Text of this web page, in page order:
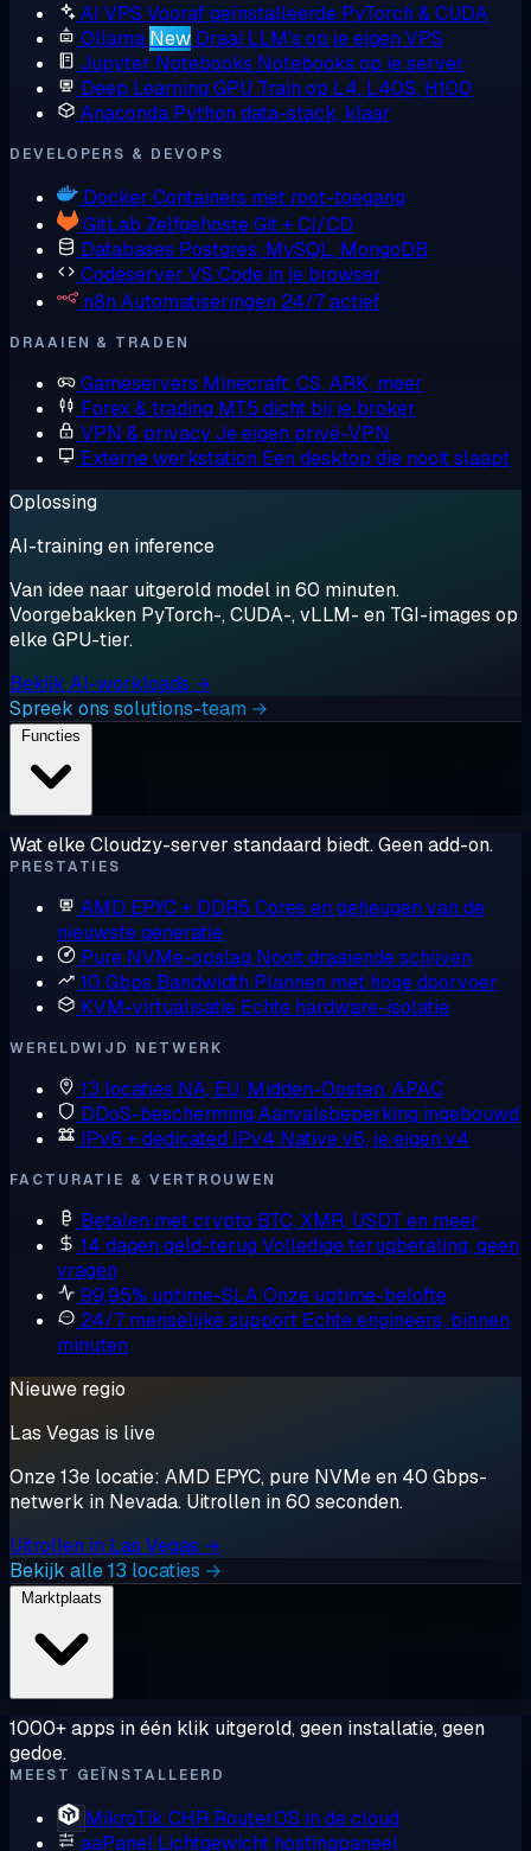
AI VPS Vooraf geïnstalleerde PyTorch & CUDA
Ollama New Draai LLM's op je eigen VPS
Jupyter Notebooks Notebooks op je server
Deep Learning GPU Train op L4, L40S, H100
Anaconda Python data-stack, klaar
DEVELOPERS & DEVOPS
Docker Containers met root-toegang
GitLab Zelfgehoste Git + CI/CD
Databases Postgres, MySQL, MongoDB
Codeserver VS Code in je browser
n8n Automatiseringen 24/7 actief
DRAAIEN & TRADEN
Gameservers Minecraft, CS, ARK, meer
Forex & trading MT5 dicht bij je broker
VPN & privacyJe eigen privé-VPN
Externe werkstation Een desktop die nooit slaapt
Oplossing
AI-training en inference
Van idee naar uitgerold model in 60 minuten.
Voorgebakken PyTorch-, CUDA-, vLLM- en TGI-images op
elke GPU-tier.
Bekijk AI-workloads →
Spreek ons solutions-team →
Wat elke Cloudzy-server standaard biedt. Geen add-on.
PRESTATIES
AMD EPYC + DDR5 Cores en geheugen van de
nieuwste generatie
Pure NVMe-opslag Nooit draaiende schijven
10 Gbps Bandwidth Plannen met hoge doorvoer
KVM-virtualisatie Echte hardware-isolatie
WERELDWIJD NETWERK
13 locaties NA, EU, Midden-Oosten, APAC
DDoS-bescherming Aanvalsbeperking ingebouwd
IPv6 + dedicated IPv4 Native v6, je eigen v4
FACTURATIE & VERTROUWEN
Betalen met crypto BTC, XMR, USDT en meer
14 dagen geld-terug Volledige terugbetaling, geen
vragen
99,95% uptime-SLAOnze uptime-belofte
24/7 menselijke support Echte engineers, binnen
minuten
Nieuwe regio
Las Vegas is live
Onze 13e locatie: AMD EPYC, pure NVMe en 40 Gbps-
netwerk in Nevada. Uitrollen in 60 seconden.
Uitrollen in Las Vegas →
Bekijk alle 13 locaties →
1000+ apps in één klik uitgerold, geen installatie, geen
gedoe.
MEEST GEÏNSTALLEERD
MikroTik CHR RouterOS in de cloud
aaPanel Lichtgewicht hostingpaneel